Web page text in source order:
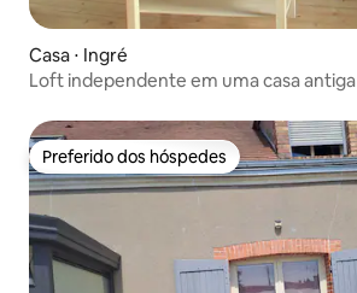
Casa ⋅ Ingré
Loft independente em uma casa antiga
Preferido dos hóspedes
Preferido dos hóspedes